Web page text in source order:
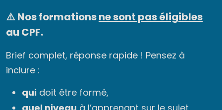
⚠️ Nos formationsne sont pas éligibles
au CPF.
Brief complet, réponse rapide ! Pensez à
inclure :
qui doit être formé,